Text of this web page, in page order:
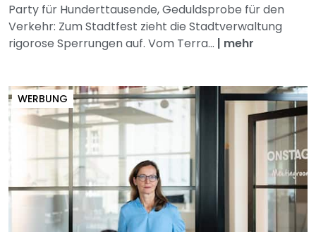
Party für Hunderttausende, Geduldsprobe für den
Verkehr: Zum Stadtfest zieht die Stadtverwaltung
rigorose Sperrungen auf. Vom Terra... | mehr
WERBUNG